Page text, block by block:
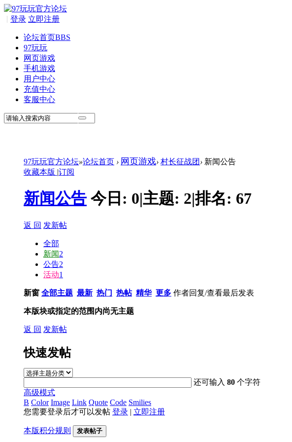
登录
| 立即注册
论坛首页BBS
97玩玩
网页游戏
手机游戏
用户中心
充值中心
客服中心
97玩玩官方论坛»论坛首页 › 网页游戏› 村长征战团 › 新闻公告
收藏本版 |订阅
新闻公告 今日: 0|主题: 2|排名: 67
返 回 发新帖
全部
新闻2
公告2
活动1
新窗 全部主题 最新 热门 热帖 精华 更多 作者回复/查看最后发表
本版块或指定的范围内尚无主题
返 回 发新帖
快速发帖
还可输入80 个字符
高级模式
B Color Image Link Quote Code Smilies
您需要登录后才可以发帖 登录 | 立即注册
本版积分规则 发表帖子